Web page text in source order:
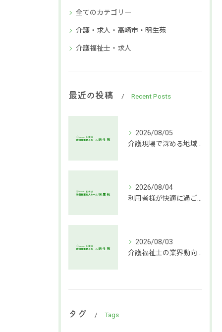
全てのカテゴリー
介護・求人・高崎市・明生苑
介護福祉士・求人
最近の投稿 Recent Posts
2026/08/05
2026/08/04
2026/08/03
タグ Tags